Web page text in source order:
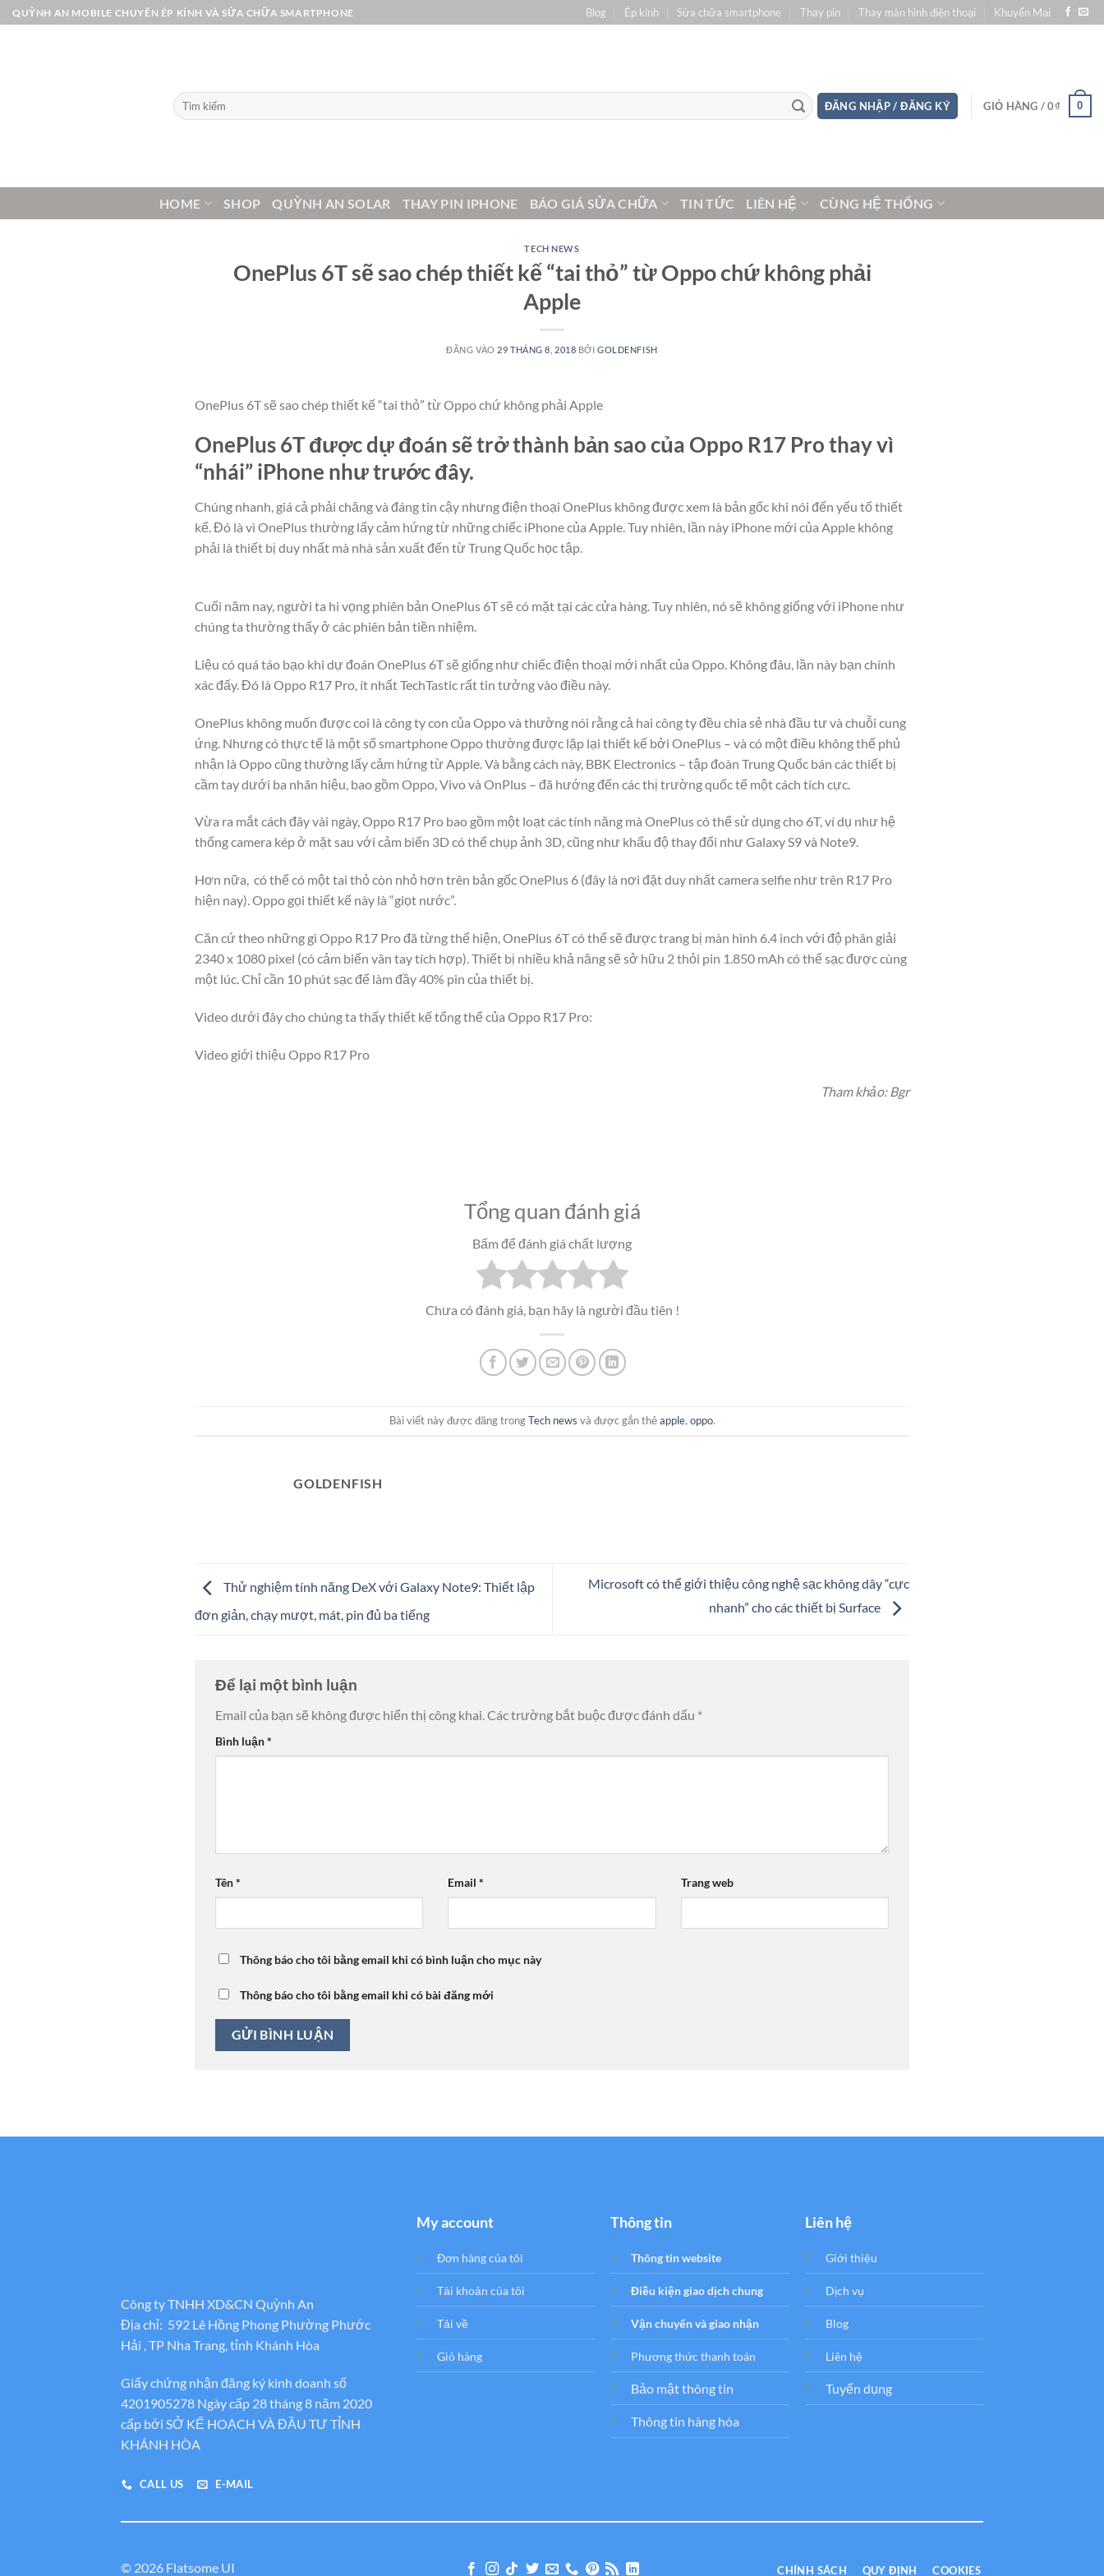
Bỏ
qua
QUỲNH AN MOBILE CHUYÊN ÉP KÍNH VÀ SỬA CHỮA SMARTPHONE Blog Ép kính Sửa chữa smartphone Thay pin Thay màn hình điện thoại Khuyến Mại
Tìm
kiếm:
ĐĂNG NHẬP / ĐĂNG KÝ GIỎ HÀNG /0₫ 0
HOME SHOP QUỲNH AN SOLAR THAY PIN IPHONE BÁO GIÁ SỬA CHỮA TIN TỨC LIÊN HỆ CÙNG HỆ THỐNG
TECH NEWS
OnePlus 6T sẽ sao chép thiết kế “tai thỏ” từ Oppo chứ không phải
Apple
ĐĂNG VÀO 29 THÁNG 8, 2018 BỞIGOLDENFISH
OnePlus 6T sẽ sao chép thiết kế “tai thỏ” từ Oppo chứ không phải Apple
OnePlus 6T được dự đoán sẽ trở thành bản sao của Oppo R17 Pro thay vì
“nhái” iPhone như trước đây.
Chúng nhanh, giá cả phải chăng và đáng tin cậy nhưng điện thoại OnePlus không được xem là bản gốc khi nói đến yếu tố thiết
kế. Đó là vì OnePlus thường lấy cảm hứng từ những chiếc iPhone của Apple. Tuy nhiên, lần này iPhone mới của Apple không
phải là thiết bị duy nhất mà nhà sản xuất đến từ Trung Quốc học tập.
Cuối năm nay, người ta hi vọng phiên bản OnePlus 6T sẽ có mặt tại các cửa hàng. Tuy nhiên, nó sẽ không giống với iPhone như
chúng ta thường thấy ở các phiên bản tiền nhiệm.
Liệu có quá táo bạo khi dự đoán OnePlus 6T sẽ giống như chiếc điện thoại mới nhất của Oppo. Không đâu, lần này bạn chính
xác đấy. Đó là Oppo R17 Pro, ít nhất TechTastic rất tin tưởng vào điều này.
OnePlus không muốn được coi là công ty con của Oppo và thường nói rằng cả hai công ty đều chia sẻ nhà đầu tư và chuỗi cung
ứng. Nhưng có thực tế là một số smartphone Oppo thường được lặp lại thiết kế bởi OnePlus – và có một điều không thể phủ
nhận là Oppo cũng thường lấy cảm hứng từ Apple. Và bằng cách này, BBK Electronics – tập đoàn Trung Quốc bán các thiết bị
cầm tay dưới ba nhãn hiệu, bao gồm Oppo, Vivo và OnPlus – đã hướng đến các thị trường quốc tế một cách tích cực.
Vừa ra mắt cách đây vài ngày, Oppo R17 Pro bao gồm một loạt các tính năng mà OnePlus có thể sử dụng cho 6T, ví dụ như hệ
thống camera kép ở mặt sau với cảm biến 3D có thể chụp ảnh 3D, cũng như khẩu độ thay đổi như Galaxy S9 và Note9.
Hơn nữa, có thể có một tai thỏ còn nhỏ hơn trên bản gốc OnePlus 6 (đây là nơi đặt duy nhất camera selfie như trên R17 Pro
hiện nay). Oppo gọi thiết kế này là “giọt nước”.
Căn cứ theo những gì Oppo R17 Pro đã từng thể hiện, OnePlus 6T có thể sẽ được trang bị màn hình 6.4 inch với độ phân giải
2340 x 1080 pixel (có cảm biến vân tay tích hợp). Thiết bị nhiều khả năng sẽ sở hữu 2 thỏi pin 1.850 mAh có thể sạc được cùng
một lúc. Chỉ cần 10 phút sạc để làm đầy 40% pin của thiết bị.
Video dưới đây cho chúng ta thấy thiết kế tổng thể của Oppo R17 Pro:
Video giới thiệu Oppo R17 Pro
Tham khảo: Bgr
Tổng quan đánh giá
Bấm để đánh giá chất lượng
Chưa có đánh giá, bạn hãy là người đầu tiên !
Bài viết này được đăng trongTech news và được gắn thẻapple, oppo.
GOLDENFISH
Thử nghiệm tính năng DeX với Galaxy Note9: Thiết lập
đơn giản, chạy mượt, mát, pin đủ ba tiếng
Microsoft có thể giới thiệu công nghệ sạc không dây “cực
nhanh” cho các thiết bị Surface
Để lại một bình luận
Email của bạn sẽ không được hiển thị công khai.Các trường bắt buộc được đánh dấu *
Bình luận*
Tên* Email* Trang web
Thông báo cho tôi bằng email khi có bình luận cho mục này
Thông báo cho tôi bằng email khi có bài đăng mới
Công ty TNHH XD&CN Quỳnh An
Địa chỉ: 592 Lê Hồng Phong Phường Phước
Hải , TP Nha Trang, tỉnh Khánh Hòa
Giấy chứng nhận đăng ký kinh doanh số
4201905278 Ngày cấp 28 tháng 8 năm 2020
cấp bới SỞ KẾ HOẠCH VÀ ĐẦU TƯ TỈNH
KHÁNH HÒA
CALL US E-MAIL
My account
Đơn hàng của tôi
Tải khoản của tôi
Tải về
Giỏ hàng
Thông tin
Thông tin website
Điều kiện giao dịch chung
Vận chuyển và giao nhận
Phương thức thanh toán
Bảo mật thông tin
Thông tin hàng hóa
Liên hệ
Giới thiệu
Dịch vụ
Blog
Liên hệ
Tuyển dụng
© 2026 Flatsome UI CHÍNH SÁCH QUY ĐỊNH COOKIES